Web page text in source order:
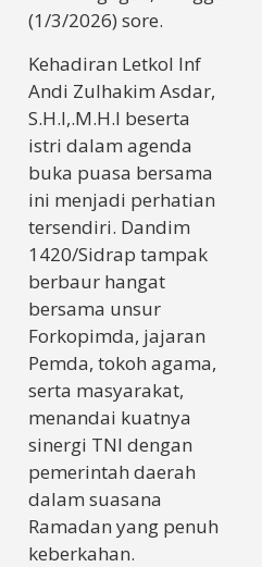
(1/3/2026) sore.
Kehadiran Letkol Inf
Andi Zulhakim Asdar,
S.H.I,.M.H.I beserta
istri dalam agenda
buka puasa bersama
ini menjadi perhatian
tersendiri. Dandim
1420/Sidrap tampak
berbaur hangat
bersama unsur
Forkopimda, jajaran
Pemda, tokoh agama,
serta masyarakat,
menandai kuatnya
sinergi TNI dengan
pemerintah daerah
dalam suasana
Ramadan yang penuh
keberkahan.